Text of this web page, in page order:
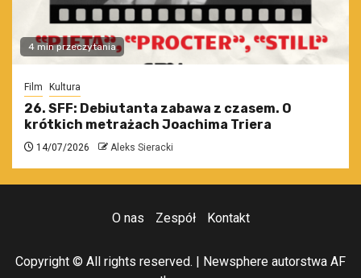
4 min przeczytania
Film Kultura
26. SFF: Debiutanta zabawa z czasem. O
krótkich metrażach Joachima Triera
14/07/2026 Aleks Sieracki
O nas Zespół Kontakt
Copyright © All rights reserved. Newsphere autorstwa AF